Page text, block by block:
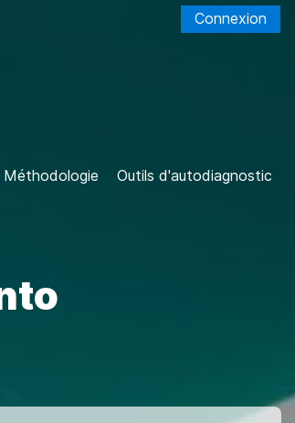
Connexion
Méthodologie Outils d'autodiagnostic